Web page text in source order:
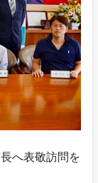
へ表敬訪問を